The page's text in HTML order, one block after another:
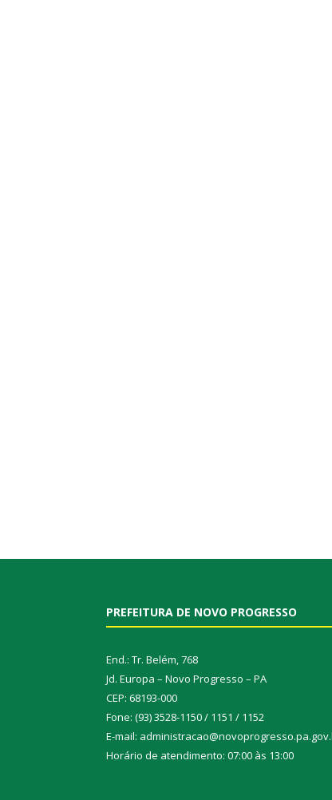
PREFEITURA DE NOVO PROGRESSO
End.: Tr. Belém, 768
Jd. Europa – Novo Progresso – PA
CEP: 68193-000
Fone: (93) 3528-1150 / 1151 / 1152
E-mail:
Horário de atendimento: 07:00 às 13:00